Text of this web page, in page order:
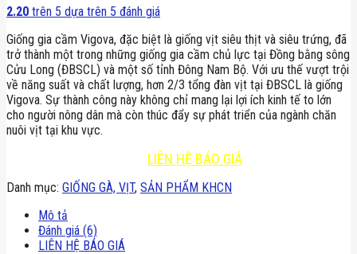
2.20 trên 5 dựa trên 5 đánh giá
Giống gia cầm Vigova, đặc biệt là giống vịt siêu thịt và siêu trứng, đã
trở thành một trong những giống gia cầm chủ lực tại Đồng bằng sông
Cửu Long (ĐBSCL) và một số tỉnh Đông Nam Bộ. Với ưu thế vượt trội
về năng suất và chất lượng, hơn 2/3 tổng đàn vịt tại ĐBSCL là giống
Vigova. Sự thành công này không chỉ mang lại lợi ích kinh tế to lớn
cho người nông dân mà còn thúc đẩy sự phát triển của ngành chăn
nuôi vịt tại khu vực.
LIÊN HỆ BÁO GIÁ
Danh mục: GIỐNG GÀ, VỊT, SẢN PHẨM KHCN
Mô tả
Đánh giá (6)
LIÊN HỆ BÁO GIÁ